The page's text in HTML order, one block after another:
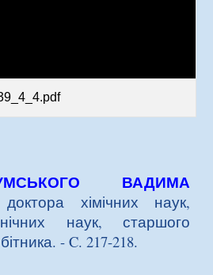
ВАДИМА
доктора хімічних наук,
наук, старшого
. - C. 217-218.